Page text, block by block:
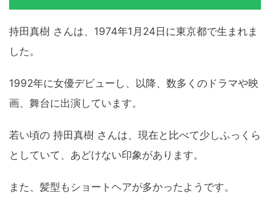
持田真樹 さんは、1974年1月24日に東京都で生まれま
した。
1992年に女優デビューし、以降、数多くのドラマや映
画、舞台に出演しています。
若い頃の 持田真樹 さんは、現在と比べて少しふっくら
としていて、あどけない印象があります。
また、髪型もショートヘアが多かったようです。